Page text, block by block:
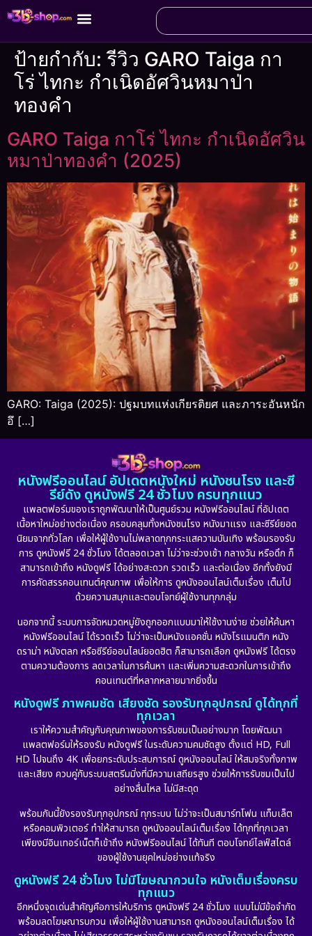
ป้ายกำกับ:รีวิว GARO Taiga กา
โร่ ไทกะ กำเนิดอัศวินหมาป่า
ทองคำ
GARO Taiga กาโร่ ไทกะ กำเนิดอัศวิน
หมาป่าทองคำ (2025)
GARO: Taiga (2025): ปฐมบทแห่งเกียรติยศ และภาระอันหนัก
อึ […]
หนังฟรีออนไลน์ อัปเดตหนังใหม่ หนังชนโรง และซี
รีย์ดัง ดูหนังฟรี 24 ชั่วโมง ครบทุกแนว
แพลตฟอร์มของเราถูกพัฒนาให้เป็นศูนย์รวม หนังฟรีออนไลน์ ที่อัปเดต
เนื้อหาใหม่อย่างต่อเนื่อง ครอบคลุมทั้งหนังชนโรง หนังมาแรง และซีรีย์ยอด
นิยมจากทั่วโลก เพื่อให้ผู้ใช้งานไม่พลาดทุกกระแสความบันเทิง พร้อมรองรับ
การ ดูหนังฟรี 24 ชั่วโมง ได้ตลอดเวลา ไม่ว่าจะช่วงเช้า กลางวัน หรือดึก ก็
สามารถเข้าถึง หนังดูฟรี ได้อย่างสะดวก รวดเร็ว และต่อเนื่อง อีกทั้งยังมี
การคัดสรรคอนเทนต์คุณภาพ เพื่อให้การ ดูหนังออนไลน์เต็มเรื่อง เต็มไป
ด้วยความสนุกและตอบโจทย์ผู้ใช้งานทุกกลุ่ม
นอกจากนี้ ระบบการจัดหมวดหมู่ยังถูกออกแบบมาให้ใช้งานง่าย ช่วยให้ค้นหา
หนังฟรีออนไลน์ ได้รวดเร็ว ไม่ว่าจะเป็นหนังแอคชั่น หนังโรแมนติก หนัง
ดราม่า หนังตลก หรือซีรีย์ออนไลน์ยอดฮิต ก็สามารถเลือก ดูหนังฟรี ได้ตรง
ตามความต้องการ ลดเวลาในการค้นหา และเพิ่มความสะดวกในการเข้าถึง
คอนเทนต์ที่หลากหลายมากยิ่งขึ้น
หนังดูฟรี ภาพคมชัด เสียงชัด รองรับทุกอุปกรณ์ ดูได้ทุกที่
ทุกเวลา
เราให้ความสำคัญกับคุณภาพของการรับชมเป็นอย่างมาก โดยพัฒนา
แพลตฟอร์มให้รองรับ หนังดูฟรี ในระดับความคมชัดสูง ตั้งแต่ HD, Full
HD ไปจนถึง 4K เพื่อยกระดับประสบการณ์ ดูหนังออนไลน์ ให้สมจริงทั้งภาพ
และเสียง ควบคู่กับระบบสตรีมมิ่งที่มีความเสถียรสูง ช่วยให้การรับชมเป็นไป
อย่างลื่นไหล ไม่มีสะดุด
พร้อมกันนี้ยังรองรับทุกอุปกรณ์ ทุกระบบ ไม่ว่าจะเป็นสมาร์ทโฟน แท็บเล็ต
หรือคอมพิวเตอร์ ทำให้สามารถ ดูหนังออนไลน์เต็มเรื่อง ได้ทุกที่ทุกเวลา
เพียงมีอินเทอร์เน็ตก็เข้าถึง หนังฟรีออนไลน์ ได้ทันที ตอบโจทย์ไลฟ์สไตล์
ของผู้ใช้งานยุคใหม่อย่างแท้จริง
ดูหนังฟรี 24 ชั่วโมง ไม่มีโฆษณากวนใจ หนังเต็มเรื่องครบ
ทุกแนว
อีกหนึ่งจุดเด่นสำคัญคือการให้บริการ ดูหนังฟรี 24 ชั่วโมง แบบไม่มีข้อจำกัด
พร้อมลดโฆษณารบกวน เพื่อให้ผู้ใช้งานสามารถ ดูหนังออนไลน์เต็มเรื่อง ได้